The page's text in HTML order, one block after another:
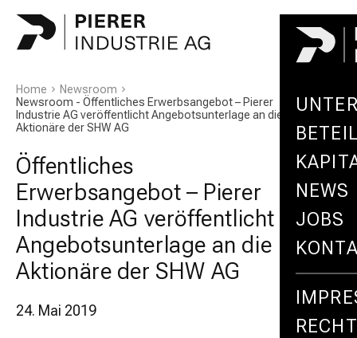
NEWS
JOBS
Home
Newsroom
Newsroom - Öffentliches Erwerbsangebot – Pierer
Industrie AG veröffentlicht Angebotsunterlage an die
Aktionäre der SHW AG
Öffentliches
Erwerbsangebot – Pierer
Industrie AG veröffentlicht
Angebotsunterlage an die
Aktionäre der SHW AG
24. Mai 2019